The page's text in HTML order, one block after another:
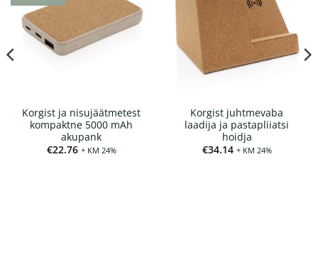
Korgist ja nisujäätmetest
kompaktne 5000 mAh
akupank
€22.76 + KM 24%
Korgist juhtmevaba
laadija ja pastapliiatsi
hoidja
€34.14 + KM 24%